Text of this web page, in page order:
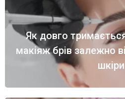
Як довго
макіяж брів залежно
шкіри